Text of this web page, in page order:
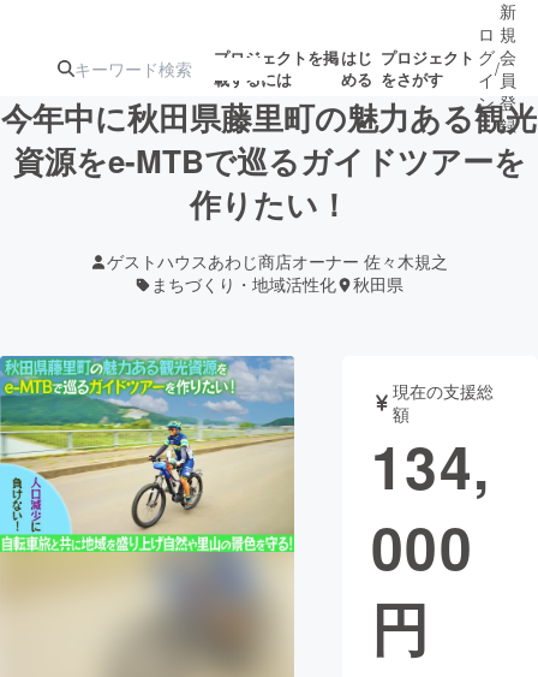
プロジェクトを掲
載するには
はじ
める
プロジェクト
をさがす
注目の新着プロ募集終了が近いプ
テクノロジー・ガジェット ゲーム・サ
映像・映画 書籍・雑誌
ビジネス・起業
CAMPFIRE Creation
ロ
グ
イ
ン
/
新
規
会
員
登
録
今年中に秋田県藤里町の魅力ある観光
資源をe-MTBで巡るガイドツアーを
作りたい！
ゲストハウスあわじ商店オーナー 佐々木規之
まちづくり・地域活性化
秋田県
現在の支援総
額
134,
000
円